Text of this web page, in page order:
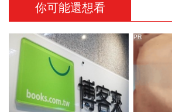
你可能還想看
PR